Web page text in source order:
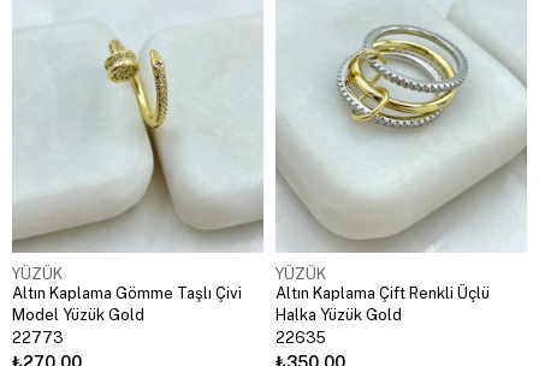
YÜZÜK
Altın Kaplama Gömme Taşlı Çivi
Model Yüzük Gold
22773
YÜZÜK
Altın Kaplama Çift Renkli Üçlü
Halka Yüzük Gold
22635